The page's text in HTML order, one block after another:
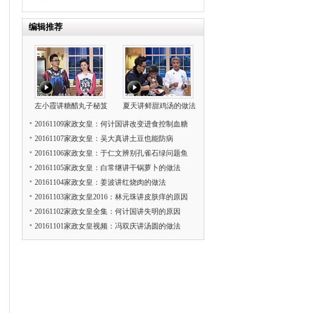
编辑推荐
左小霞讲糖醋丸子秘笈 夏天讲鲜甜鸡汤的做法
20161109家政女皇：何计国讲改变进食控制血糖
20161107家政女皇：吴大真讲土豆也能防病
20161106家政女皇：于仁文辨别孔雀石绿问题鱼
20161105家政女皇：白常继讲干锅萝卜的做法
20161104家政女皇：姜波讲红烧肉的做法
20161103家政女皇2016：林元珠讲皮肤痒的原因
20161102家政女皇全集：何计国讲失明的原因
20161101家政女皇视频：冯双庆讲汤圆的做法